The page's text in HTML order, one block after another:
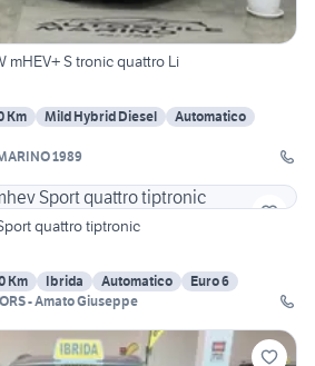
mHEV+ S tronic quattro Li
Km Mild Hybrid Diesel
Automatico
1989
quattro tiptronic
Km Ibrida Automatico
Euro 6
- Amato Giuseppe